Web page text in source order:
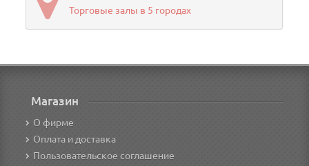
Торговые залы в 5 городах
Магазин
О фирме
Оплата и доставка
Пользовательское соглашение